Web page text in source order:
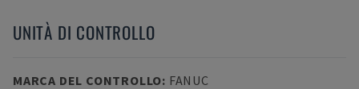
UNITÀ DI CONTROLLO
MARCA DEL CONTROLLO: FANUC